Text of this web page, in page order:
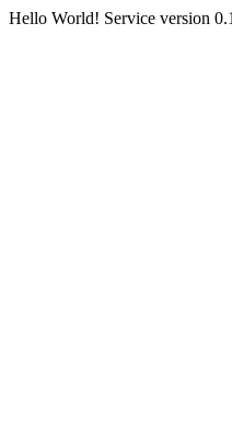
Hello World! Service version